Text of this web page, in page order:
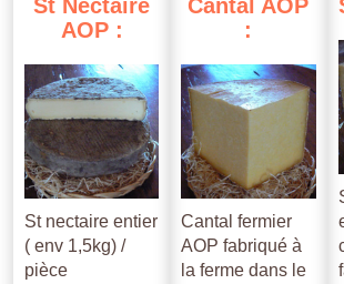
St Nectaire
AOP :
St nectaire entier
( env 1,5kg) /
pièce
Cantal AOP
:
Cantal fermier
AOP fabriqué à
la ferme dans le